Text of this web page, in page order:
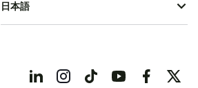
日本語